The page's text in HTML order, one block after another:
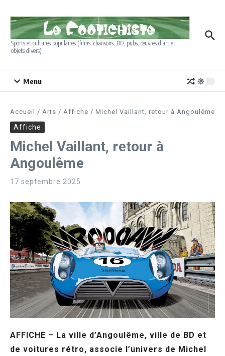
Sports et cultures populaires (films, chansons, BD, pubs, œuvres d'art et
objets divers)
Menu
Accueil / Arts / Affiche / Michel Vaillant, retour à Angoulême
Affiche
Michel Vaillant, retour à
Angoulême
17 septembre 2025
AFFICHE – La ville d’Angoulême, ville de BD et
de voitures rétro, associe l’univers de Michel